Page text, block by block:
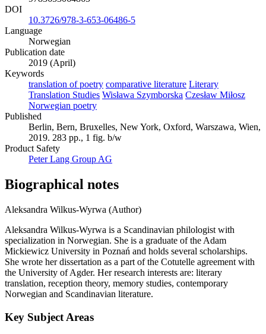
DOI
10.3726/978-3-653-06486-5
Language
Norwegian
Publication date
2019 (April)
Keywords
translation of poetry comparative literature Literary
Translation Studies Wisława Szymborska Czesław Miłosz
Norwegian poetry
Published
Berlin, Bern, Bruxelles, New York, Oxford, Warszawa, Wien,
2019. 283 pp., 1 fig. b/w
Product Safety
Peter Lang Group AG
Biographical notes
Aleksandra Wilkus-Wyrwa (Author)
Aleksandra Wilkus-Wyrwa is a Scandinavian philologist with
specialization in Norwegian. She is a graduate of the Adam
Mickiewicz University in Poznań and holds several scholarships.
She wrote her dissertation as a part of the Cotutelle agreement with
the University of Agder. Her research interests are: literary
translation, reception theory, memory studies, contemporary
Norwegian and Scandinavian literature.
Key Subject Areas